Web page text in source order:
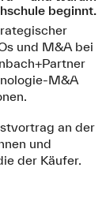
beginnt.
und M&A bei
M&A
an der
und
der Käufer.